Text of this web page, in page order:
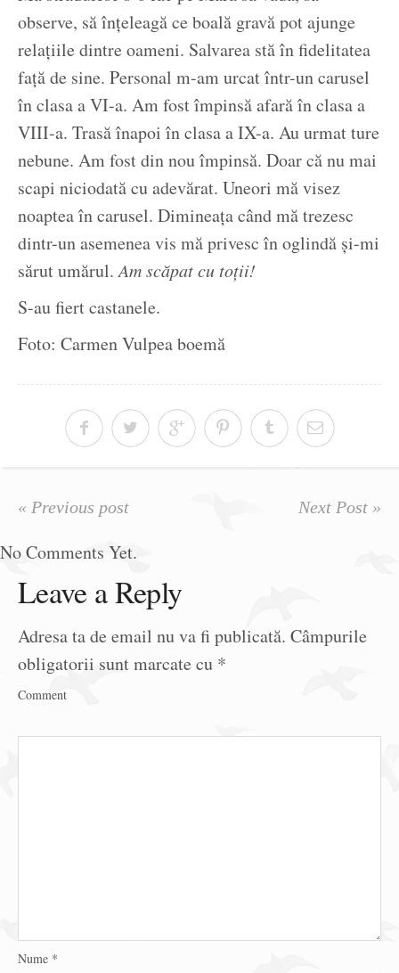
observe, să înțeleagă ce boală gravă pot ajunge
relațiile dintre oameni. Salvarea stă în fidelitatea
față de sine. Personal m-am urcat într-un carusel
în clasa a VI-a. Am fost împinsă afară în clasa a
VIII-a. Trasă înapoi în clasa a IX-a. Au urmat ture
nebune. Am fost din nou împinsă. Doar că nu mai
scapi niciodată cu adevărat. Uneori mă visez
noaptea în carusel. Dimineața când mă trezesc
dintr-un asemenea vis mă privesc în oglindă și-mi
sărut umărul.Am scăpat cu toții!
S-au fiert castanele.
Foto: Carmen Vulpea boemă
« Previous post Next Post »
No Comments Yet.
Leave a Reply
Adresa ta de email nu va fi publicată. Câmpurile
obligatorii sunt marcate cu *
Comment
Nume *